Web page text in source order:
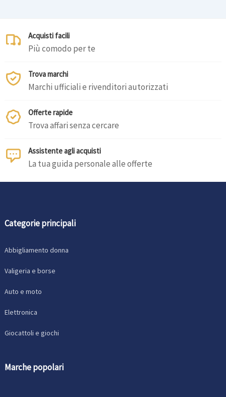
Acquisti facili
Più comodo per te
Trova marchi
Marchi ufficiali e rivenditori autorizzati
Offerte rapide
Trova affari senza cercare
Assistente agli acquisti
La tua guida personale alle offerte
Categorie principali
Abbigliamento donna
Valigeria e borse
Auto e moto
Elettronica
Giocattoli e giochi
Marche popolari